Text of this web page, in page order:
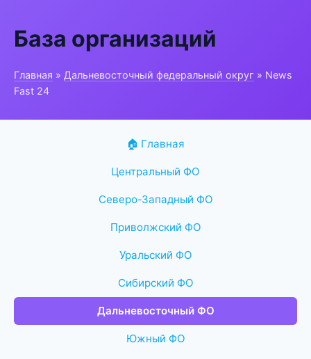
База организаций
Главная » Дальневосточный федеральный округ » News
Fast 24
🏠 Главная
Центральный ФО
Северо-Западный ФО
Приволжский ФО
Уральский ФО
Сибирский ФО
Дальневосточный ФО
Южный ФО